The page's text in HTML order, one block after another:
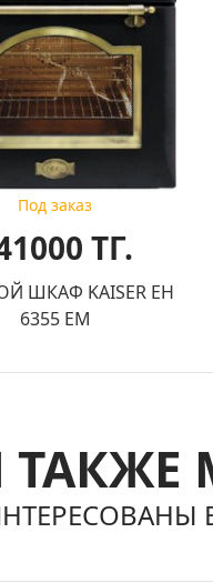
Под заказ
ТГ.
ШКАФ KAISER EH
6355 EM
ТАКЖЕ